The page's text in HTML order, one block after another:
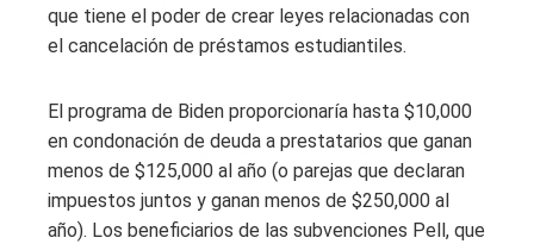
que tiene el poder de crear leyes relacionadas con
el cancelación de préstamos estudiantiles.
El programa de Biden proporcionaría hasta $10,000
en condonación de deuda a prestatarios que ganan
menos de $125,000 al año (o parejas que declaran
impuestos juntos y ganan menos de $250,000 al
año). Los beneficiarios de las subvenciones Pell, que